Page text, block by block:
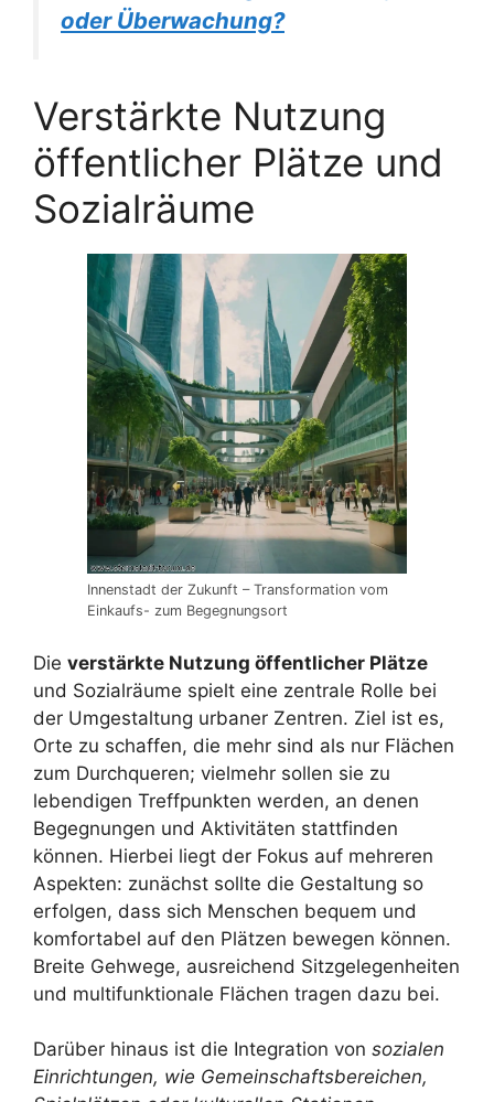
oder Überwachung?
Verstärkte Nutzung
öffentlicher Plätze und
Sozialräume
Innenstadt der Zukunft – Transformation vom
Einkaufs- zum Begegnungsort
Die verstärkte Nutzung öffentlicher Plätze
und Sozialräume spielt eine zentrale Rolle bei
der Umgestaltung urbaner Zentren. Ziel ist es,
Orte zu schaffen, die mehr sind als nur Flächen
zum Durchqueren; vielmehr sollen sie zu
lebendigen Treffpunkten werden, an denen
Begegnungen und Aktivitäten stattfinden
können. Hierbei liegt der Fokus auf mehreren
Aspekten: zunächst sollte die Gestaltung so
erfolgen, dass sich Menschen bequem und
komfortabel auf den Plätzen bewegen können.
Breite Gehwege, ausreichend Sitzgelegenheiten
und multifunktionale Flächen tragen dazu bei.
Darüber hinaus ist die Integration von sozialen
Einrichtungen, wie Gemeinschaftsbereichen,